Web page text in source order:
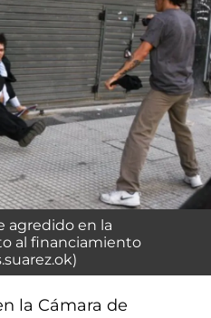
agredido en la
al financiamiento
la Cámara de